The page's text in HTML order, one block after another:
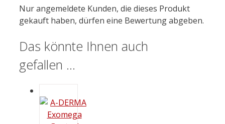
Nur angemeldete Kunden, die dieses Produkt
gekauft haben, dürfen eine Bewertung abgeben.
Das könnte Ihnen auch
gefallen …